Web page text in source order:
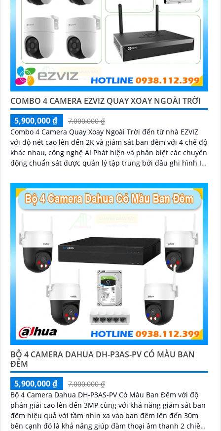
COMBO 4 CAMERA EZVIZ QUAY XOAY NGOÀI TRỜI
5,900,000 ₫
7,000,000 ₫
Combo 4 Camera Quay Xoay Ngoài Trời đến từ nhà EZVIZ
với độ nét cao lên đến 2K và giám sát ban đêm với 4 chế độ
khác nhau, công nghệ AI Phát hiện và phân biệt các chuyển
động chuẩn sát được quản lý tập trung bởi đầu ghi hình IP
BỘ 4 CAMERA DAHUA DH-P3AS-PV CÓ MÀU BAN
ĐÊM
5,900,000 ₫
7,000,000 ₫
Bộ 4 Camera Dahua DH-P3AS-PV Có Màu Ban Đêm với độ
phân giải cao lên đến 3MP cùng với khả năng giám sát ban
đêm hiệu quả với tầm nhìn xa vào ban đêm lên đến 30m
bên cạnh đó là khả năng giúp đàm thoại âm thanh 2 chiều